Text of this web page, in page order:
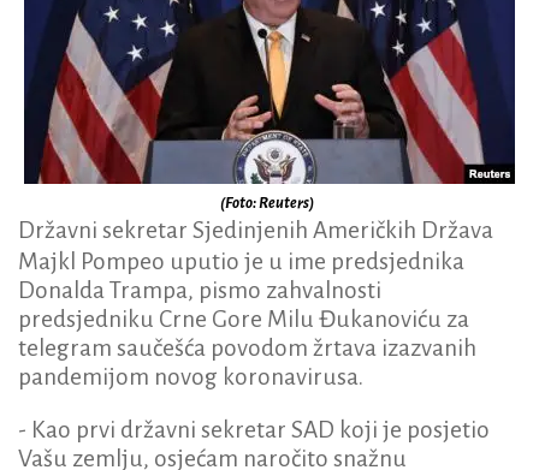
(Foto: Reuters)
Državni sekretar Sjedinjenih Američkih Država
Majkl Pompeo uputio je u ime predsjednika
Donalda Trampa, pismo zahvalnosti
predsjedniku Crne Gore Milu Đukanoviću za
telegram saučešća povodom žrtava izazvanih
pandemijom novog koronavirusa.
- Kao prvi državni sekretar SAD koji je posjetio
Vašu zemlju, osjećam naročito snažnu